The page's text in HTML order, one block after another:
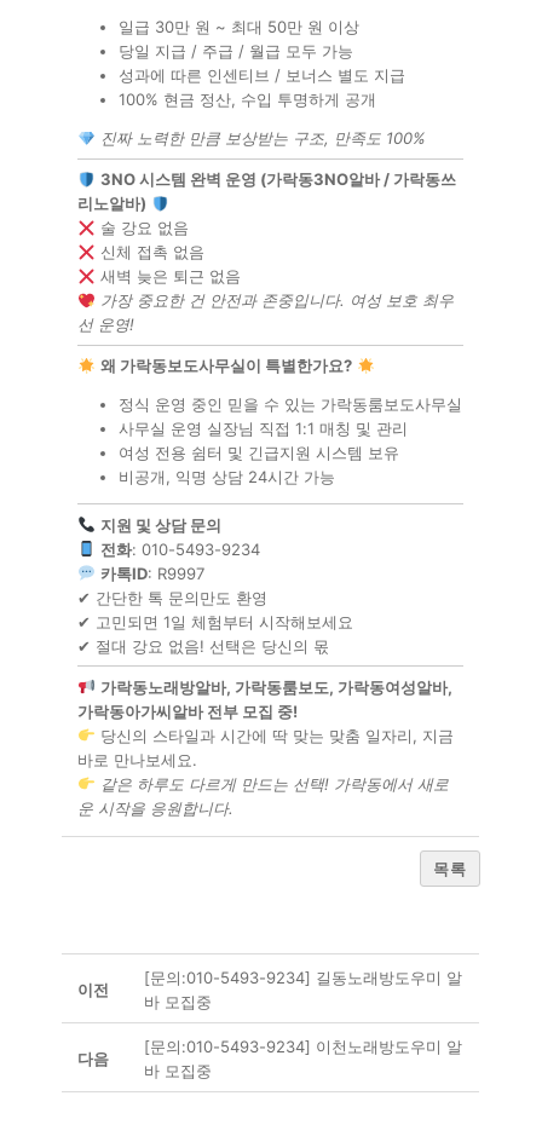
일급 30만 원 ~ 최대 50만 원 이상
당일 지급 / 주급 / 월급 모두 가능
성과에 따른 인센티브 / 보너스 별도 지급
100% 현금 정산, 수입 투명하게 공개
진짜 노력한 만큼 보상받는 구조, 만족도 100%
3NO 시스템 완벽 운영 (가락동3NO알바 / 가락동쓰
리노알바)
술 강요 없음
신체 접촉 없음
새벽 늦은 퇴근 없음
가장 중요한 건 안전과 존중입니다. 여성 보호 최우
선 운영!
왜 가락동보도사무실이 특별한가요?
정식 운영 중인 믿을 수 있는 가락동룸보도사무실
사무실 운영 실장님 직접 1:1 매칭 및 관리
여성 전용 쉼터 및 긴급지원 시스템 보유
비공개, 익명 상담 24시간 가능
지원 및 상담 문의
전화: 010-5493-9234
카톡ID: R9997
✔ 간단한 톡 문의만도 환영
✔ 고민되면 1일 체험부터 시작해보세요
✔ 절대 강요 없음! 선택은 당신의 몫
가락동노래방알바, 가락동룸보도, 가락동여성알바,
가락동아가씨알바 전부 모집 중!
당신의 스타일과 시간에 딱 맞는 맞춤 일자리, 지금
바로 만나보세요.
같은 하루도 다르게 만드는 선택! 가락동에서 새로
운 시작을 응원합니다.
목록
이전
[문의:010-5493-9234] 길동노래방도우미 알
바 모집중
다음
[문의:010-5493-9234] 이천노래방도우미 알
바 모집중